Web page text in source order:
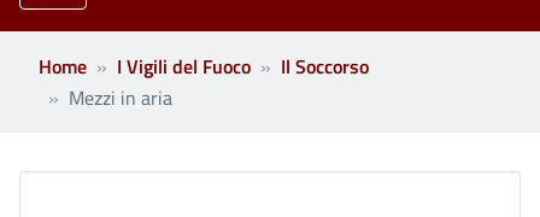
Home I Vigili del Fuoco
Il Soccorso
Mezzi in aria